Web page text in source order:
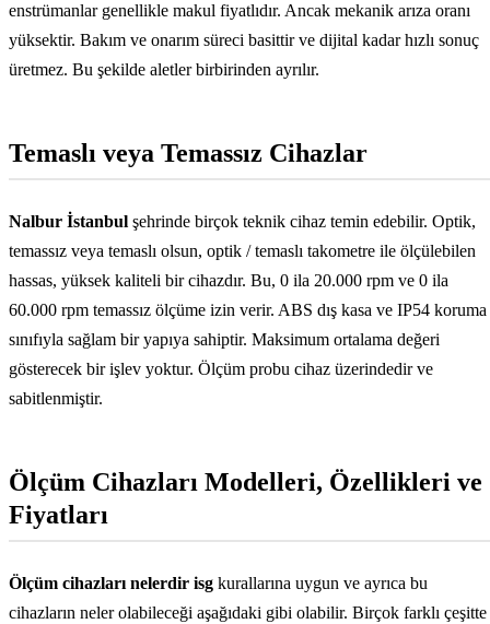
enstrümanlar genellikle makul fiyatlıdır. Ancak mekanik arıza oranı
yüksektir. Bakım ve onarım süreci basittir ve dijital kadar hızlı sonuç
üretmez. Bu şekilde aletler birbirinden ayrılır.
Temaslı veya Temassız Cihazlar
Nalbur İstanbul şehrinde birçok teknik cihaz temin edebilir. Optik,
temassız veya temaslı olsun, optik / temaslı takometre ile ölçülebilen
hassas, yüksek kaliteli bir cihazdır. Bu, 0 ila 20.000 rpm ve 0 ila
60.000 rpm temassız ölçüme izin verir. ABS dış kasa ve IP54 koruma
sınıfıyla sağlam bir yapıya sahiptir. Maksimum ortalama değeri
gösterecek bir işlev yoktur. Ölçüm probu cihaz üzerindedir ve
sabitlenmiştir.
Ölçüm Cihazları Modelleri, Özellikleri ve
Fiyatları
Ölçüm cihazları nelerdir isg kurallarına uygun ve ayrıca bu
cihazların neler olabileceği aşağıdaki gibi olabilir. Birçok farklı çeşitte